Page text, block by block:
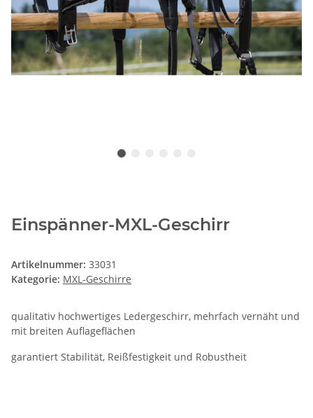
Einspänner-MXL-Geschirr
Artikelnummer: 33031
Kategorie: MXL-Geschirre
qualitativ hochwertiges Ledergeschirr, mehrfach vernäht und
mit breiten Auflageflächen
garantiert Stabilität, Reißfestigkeit und Robustheit